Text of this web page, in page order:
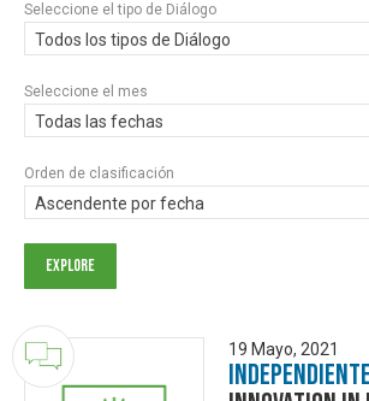
Seleccione el tipo de Diálogo
Todos los tipos de Diálogo
Seleccione el mes
Todas las fechas
Orden de clasificación
Ascendente por fecha
19 Mayo, 2021